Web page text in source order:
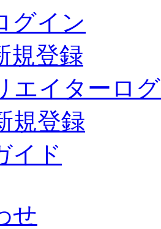
グイン
規登録
エイターロ
規登録
イド
せ